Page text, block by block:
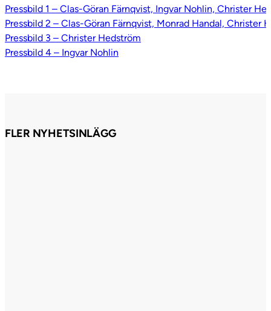
Pressbild 1 – Clas-Göran Färnqvist, Ingvar Nohlin, Christer
Pressbild 2 – Clas-Göran Färnqvist, Monrad Handal, Christer
Pressbild 3 – Christer Hedström
Pressbild 4 – Ingvar Nohlin
FLER NYHETSINLÄGG